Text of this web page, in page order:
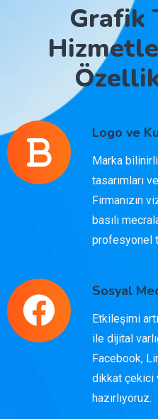
Grafik
Logo ve
Marka
tasarımları
Firmanızın
basılı
profesyonel
Sosyal
Etkileşimi
ile dijital
Facebook,
dikkat çekici
hazırlıyoruz.